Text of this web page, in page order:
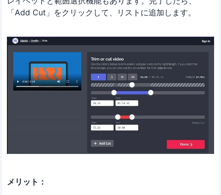
「Add Cut」をクリックして、リストに追加します。
メリット：